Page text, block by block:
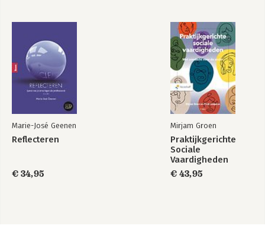
Marie-José Geenen
Reflecteren
€ 34,95
Mirjam Groen
Praktijkgerichte
Sociale
Vaardigheden
€ 43,95